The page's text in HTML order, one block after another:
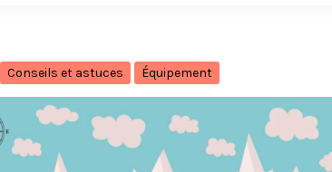
Conseils et astuces Équipement